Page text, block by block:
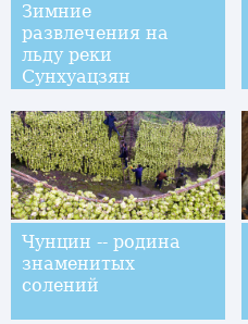
Зимние
развлечения на
льду реки
Сунхуацзян
Чунцин -- родина
знаменитых
солений